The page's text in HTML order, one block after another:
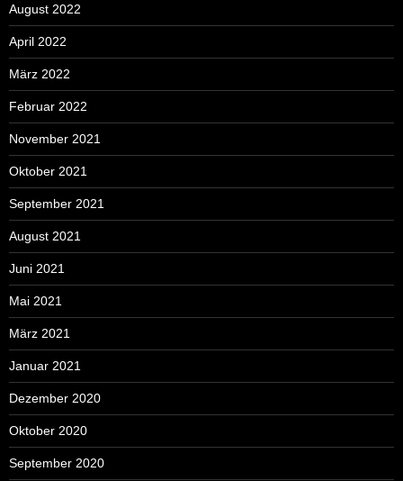
August 2022
April 2022
März 2022
Februar 2022
November 2021
Oktober 2021
September 2021
August 2021
Juni 2021
Mai 2021
März 2021
Januar 2021
Dezember 2020
Oktober 2020
September 2020